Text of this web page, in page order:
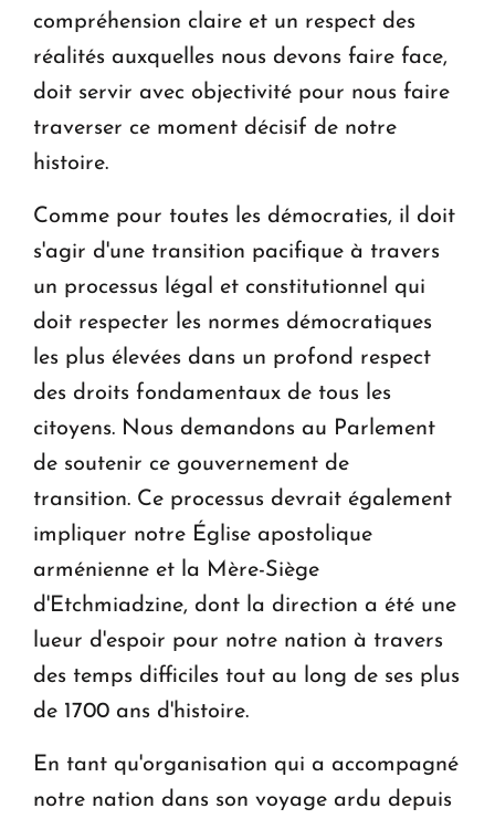
compréhension claire et un respect des
réalités auxquelles nous devons faire face,
doit servir avec objectivité pour nous faire
traverser ce moment décisif de notre
histoire.
Comme pour toutes les démocraties, il doit
s'agir d'une transition pacifique à travers
un processus légal et constitutionnel qui
doit respecter les normes démocratiques
les plus élevées dans un profond respect
des droits fondamentaux de tous les
citoyens. Nous demandons au Parlement
de soutenir ce gouvernement de
transition. Ce processus devrait également
impliquer notre Église apostolique
arménienne et la Mère-Siège
d'Etchmiadzine, dont la direction a été une
lueur d'espoir pour notre nation à travers
des temps difficiles tout au long de ses plus
de 1700 ans d'histoire.
En tant qu'organisation qui a accompagné
notre nation dans son voyage ardu depuis